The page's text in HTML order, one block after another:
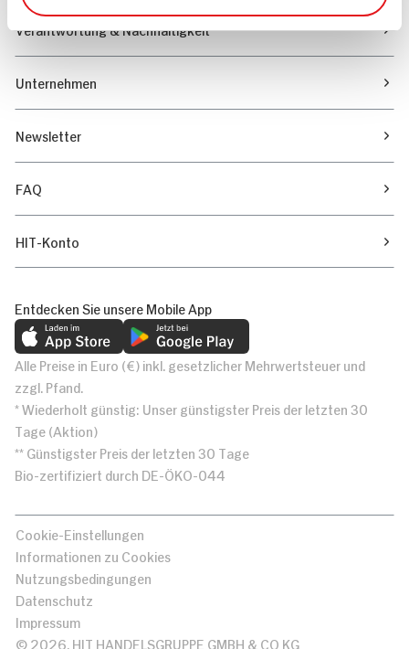
Verantwortung & Nachhaltigkeit
Unternehmen
Newsletter
FAQ
HIT-Konto
Entdecken Sie unsere Mobile App
Alle Preise in Euro (€) inkl. gesetzlicher Mehrwertsteuer und
zzgl. Pfand.
* Wiederholt günstig: Unser günstigster Preis der letzten 30
Tage (Aktion)
** Günstigster Preis der letzten 30 Tage
Bio-zertifiziert durch DE-ÖKO-044
Cookie-Einstellungen
Informationen zu Cookies
Nutzungsbedingungen
Datenschutz
Impressum
© 2026, HIT HANDELSGRUPPE GMBH & CO KG